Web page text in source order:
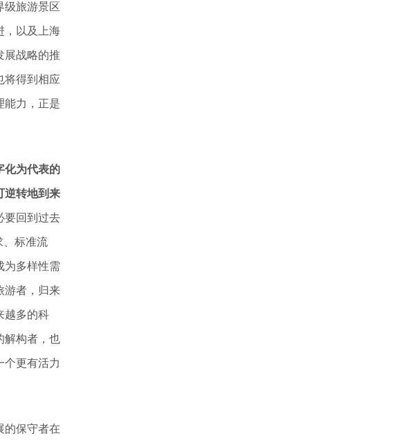
级旅游景区
，以及上海
展战略的推
将得到相应
能力，正是
化为代表的
逆转地到来
要回到过去
、标准流
为多样性需
游者，归来
越多的科
解构者，也
个更有活力
的保守者在